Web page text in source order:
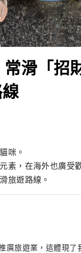
常滑「招
咪。
素，在海外也廣受
旅遊路線。
旅遊業，這體現